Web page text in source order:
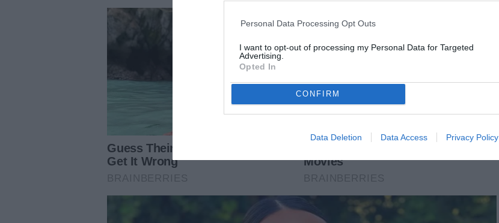
Personal Data Processing Opt Outs
I want to opt-out of processing my Personal Data for Targeted
Advertising.
Opted In
CONFIRM
Data Deletion Data Access Privacy Policy